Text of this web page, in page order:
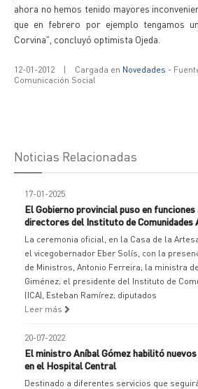
ahora no hemos tenido mayores
que en febrero por ejemplo tengamos
Corvina", concluyó optimista Ojeda.
12-01-2012 | Cargada en Novedades -
Comunicación Social
Noticias Relacionadas
17-01-2025
El Gobierno provincial puso en
directores del Instituto de Comunidades
La ceremonia oficial, en la Casa de la
el vicegobernador Eber Solís, con la
de Ministros, Antonio Ferreira; la ministra
Giménez; el presidente del Instituto de
(ICA), Esteban Ramírez; diputados
Leer más
20-07-2022
El ministro Aníbal Gómez habilitó
en el Hospital Central
Destinado a diferentes servicios que